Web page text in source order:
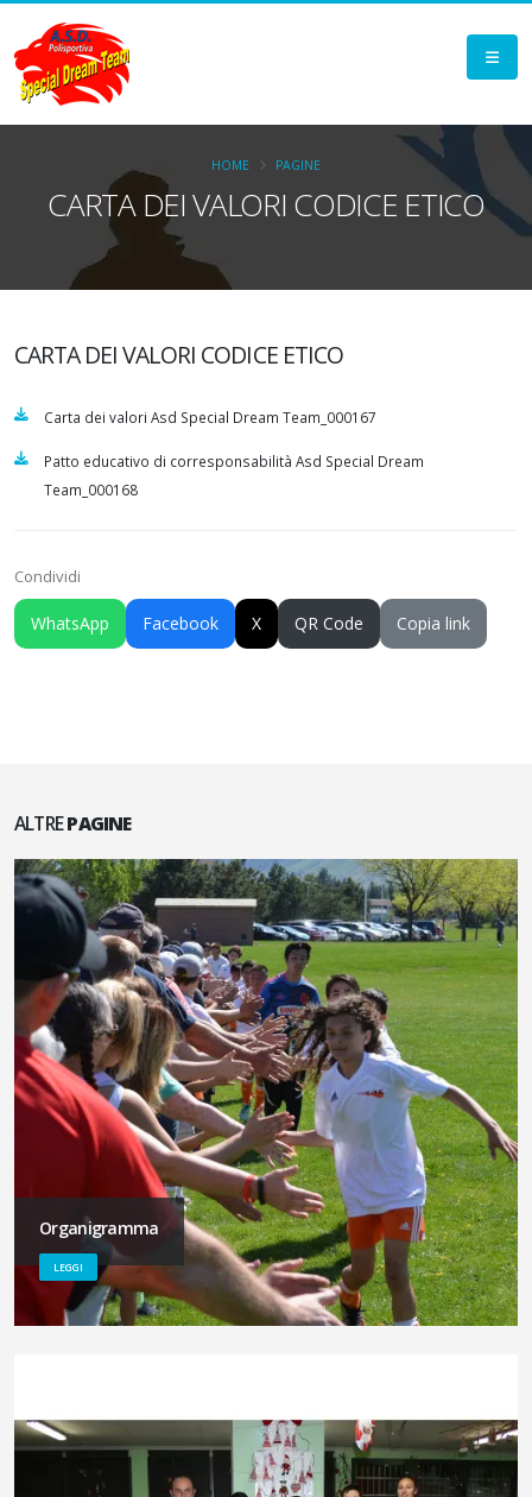
CARTA DEI VALORI CODICE ETICO
HOME PAGINE
CARTA DEI VALORI CODICE ETICO
Carta dei valori Asd Special Dream Team_000167
Patto educativo di corresponsabilità Asd Special Dream
Team_000168
Condividi
WhatsApp Facebook X QR Code Copia link
ALTREPAGINE
Organigramma
LEGGI